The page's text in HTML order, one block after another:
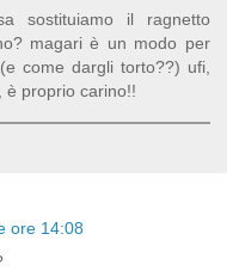
sostituiamo il ragnetto
magari è un modo per
come dargli torto??) ufi,
è proprio carino!!
ore 14:08